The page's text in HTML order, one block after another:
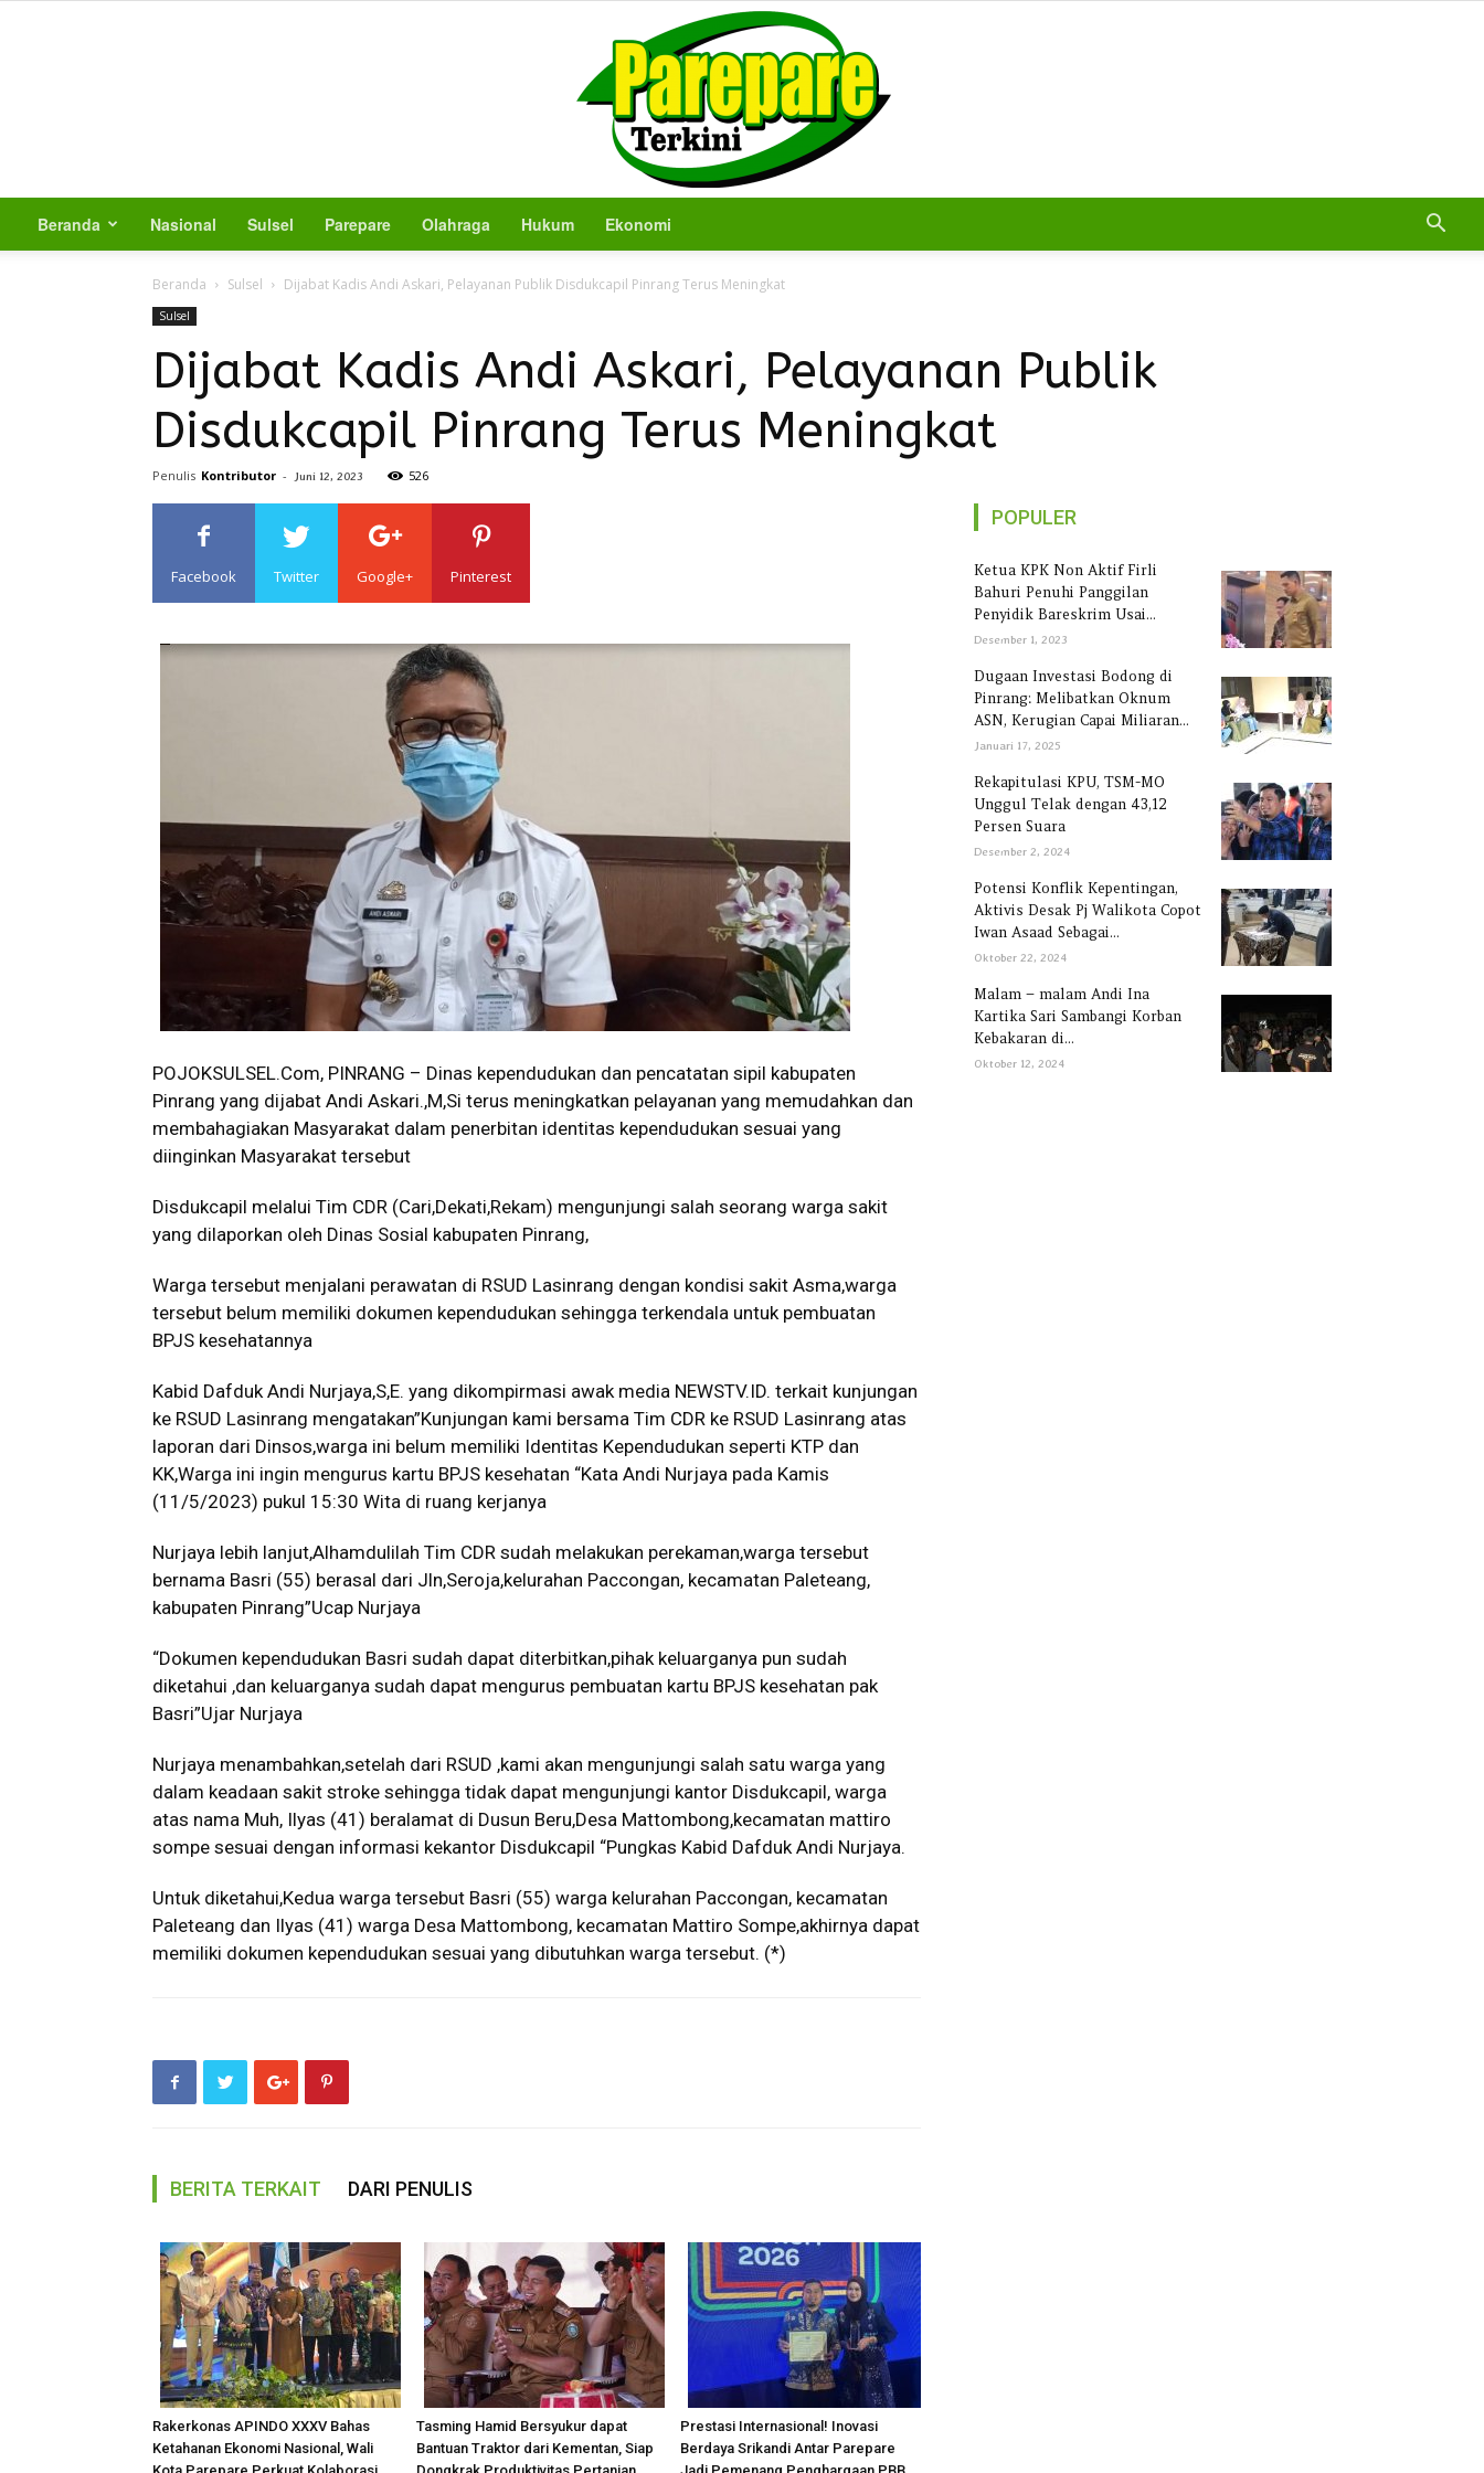
Terkini
Beranda Nasional Sulsel Parepare Olahraga Hukum Ekonomi
Beranda Sulsel Dijabat Kadis Andi Askari, Pelayanan Publik Disdukcapil Pinrang Terus Meningkat
Sulsel
Dijabat Kadis Andi Askari, Pelayanan Publik
Disdukcapil Pinrang Terus Meningkat
Penulis Kontributor - Juni 12, 2023 526
Facebook Twitter Google+ Pinterest
POJOKSULSEL.Com, PINRANG – Dinas kependudukan dan pencatatan sipil kabupaten
Pinrang yang dijabat Andi Askari.,M,Si terus meningkatkan pelayanan yang memudahkan dan
membahagiakan Masyarakat dalam penerbitan identitas kependudukan sesuai yang
diinginkan Masyarakat tersebut
Disdukcapil melalui Tim CDR (Cari,Dekati,Rekam) mengunjungi salah seorang warga sakit
yang dilaporkan oleh Dinas Sosial kabupaten Pinrang,
Warga tersebut menjalani perawatan di RSUD Lasinrang dengan kondisi sakit Asma,warga
tersebut belum memiliki dokumen kependudukan sehingga terkendala untuk pembuatan
BPJS kesehatannya
Kabid Dafduk Andi Nurjaya,S,E. yang dikompirmasi awak media NEWSTV.ID. terkait kunjungan
ke RSUD Lasinrang mengatakan”Kunjungan kami bersama Tim CDR ke RSUD Lasinrang atas
laporan dari Dinsos,warga ini belum memiliki Identitas Kependudukan seperti KTP dan
KK,Warga ini ingin mengurus kartu BPJS kesehatan “Kata Andi Nurjaya pada Kamis
(11/5/2023) pukul 15:30 Wita di ruang kerjanya
Nurjaya lebih lanjut,Alhamdulilah Tim CDR sudah melakukan perekaman,warga tersebut
bernama Basri (55) berasal dari Jln,Seroja,kelurahan Paccongan, kecamatan Paleteang,
kabupaten Pinrang”Ucap Nurjaya
“Dokumen kependudukan Basri sudah dapat diterbitkan,pihak keluarganya pun sudah
diketahui ,dan keluarganya sudah dapat mengurus pembuatan kartu BPJS kesehatan pak
Basri”Ujar Nurjaya
Nurjaya menambahkan,setelah dari RSUD ,kami akan mengunjungi salah satu warga yang
dalam keadaan sakit stroke sehingga tidak dapat mengunjungi kantor Disdukcapil, warga
atas nama Muh, Ilyas (41) beralamat di Dusun Beru,Desa Mattombong,kecamatan mattiro
sompe sesuai dengan informasi kekantor Disdukcapil “Pungkas Kabid Dafduk Andi Nurjaya.
Untuk diketahui,Kedua warga tersebut Basri (55) warga kelurahan Paccongan, kecamatan
Paleteang dan Ilyas (41) warga Desa Mattombong, kecamatan Mattiro Sompe,akhirnya dapat
memiliki dokumen kependudukan sesuai yang dibutuhkan warga tersebut. (*)
BERITA TERKAIT DARI PENULIS
Rakerkonas APINDO XXXV Bahas
Ketahanan Ekonomi Nasional, Wali
Tasming Hamid Bersyukur dapat
Bantuan Traktor dari Kementan, Siap
Prestasi Internasional! Inovasi
Berdaya Srikandi Antar Parepare
POPULER
Ketua KPK Non Aktif Firli
Bahuri Penuhi Panggilan
Penyidik Bareskrim Usai...
Desember 1, 2023
Dugaan Investasi Bodong di
Pinrang: Melibatkan Oknum
ASN, Kerugian Capai Miliaran...
Januari 17, 2025
Rekapitulasi KPU, TSM-MO
Unggul Telak dengan 43,12
Persen Suara
Desember 2, 2024
Potensi Konflik Kepentingan,
Aktivis Desak Pj Walikota Copot
Iwan Asaad Sebagai...
Oktober 22, 2024
Malam – malam Andi Ina
Kartika Sari Sambangi Korban
Kebakaran di...
Oktober 12, 2024